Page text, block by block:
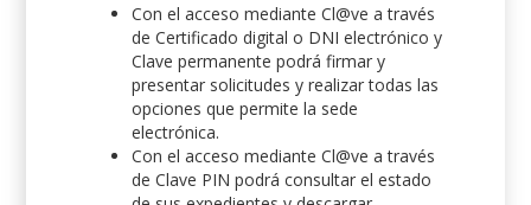
Con el acceso mediante Cl@ve a través
de Certificado digital o DNI electrónico y
Clave permanente podrá firmar y
presentar solicitudes y realizar todas las
opciones que permite la sede
electrónica.
Con el acceso mediante Cl@ve a través
de Clave PIN podrá consultar el estado